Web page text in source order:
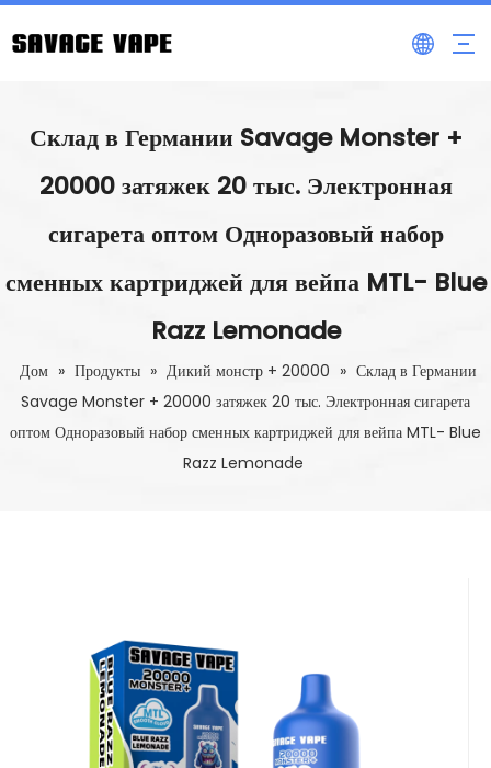
Склад в Германии Savage Monster +
20000 затяжек 20 тыс. Электронная
сигарета оптом Одноразовый набор
сменных картриджей для вейпа MTL- Blue
Razz Lemonade
Дом » Продукты » Дикий монстр + 20000 » Склад в Германии
Savage Monster + 20000 затяжек 20 тыс. Электронная сигарета
оптом Одноразовый набор сменных картриджей для вейпа MTL- Blue
Razz Lemonade